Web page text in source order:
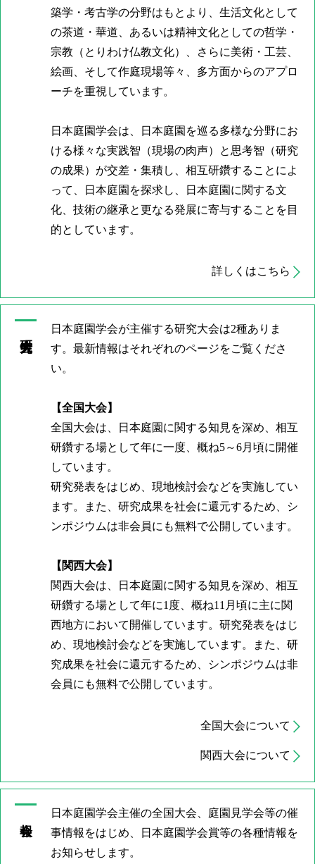
築学・考古学の分野はもとより、生活文化として
の茶道・華道、あるいは精神文化としての哲学・
宗教（とりわけ仏教文化）、さらに美術・工芸、
絵画、そして作庭現場等々、多方面からのアプロ
ーチを重視しています。
日本庭園学会は、日本庭園を巡る多様な分野にお
ける様々な実践智（現場の肉声）と思考智（研究
の成果）が交差・集積し、相互研鑽することによ
って、日本庭園を探求し、日本庭園に関する文
化、技術の継承と更なる発展に寄与することを目
的としています。
詳しくはこちら
日本庭園学会が主催する研究大会は2種ありま
す。最新情報はそれぞれのページをご覧くださ
い。
【全国大会】
全国大会は、日本庭園に関する知見を深め、相互
研鑽する場として年に一度、概ね5～6月頃に開催
しています。
研究発表をはじめ、現地検討会などを実施してい
ます。また、研究成果を社会に還元するため、シ
ンポジウムは非会員にも無料で公開しています。
【関西大会】
関西大会は、日本庭園に関する知見を深め、相互
研鑽する場として年に1度、概ね11月頃に主に関
西地方において開催しています。研究発表をはじ
め、現地検討会などを実施しています。また、研
究成果を社会に還元するため、シンポジウムは非
会員にも無料で公開しています。
全国大会について
関西大会について
日本庭園学会主催の全国大会、庭園見学会等の催
事情報をはじめ、日本庭園学会賞等の各種情報を
お知らせします。